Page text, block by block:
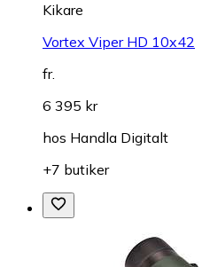
Kikare
Vortex Viper HD 10x42
fr.
6 395 kr
hos Handla Digitalt
+7 butiker